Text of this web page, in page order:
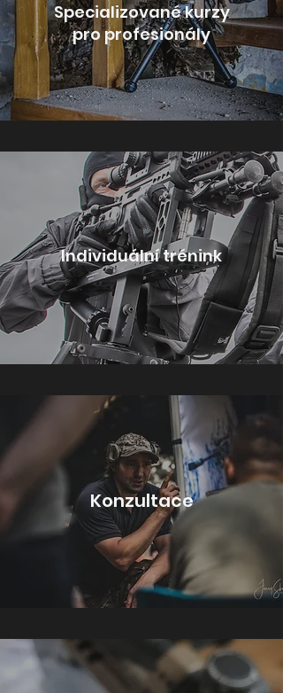
Specializované kurzy
pro profesionály
Individuální trénink
Konzultace